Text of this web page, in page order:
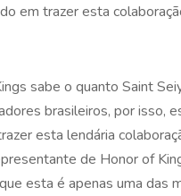
em trazer esta
sabe o quanto Saint
brasileiros, por isso,
esta lendária
de Honor of
esta é apenas uma das